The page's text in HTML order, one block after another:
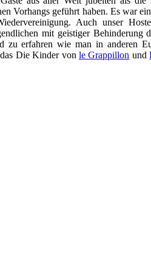
Vorhangs geführt haben. Es war
Auch unser
mit geistiger Behinderung
erfahren wie man in anderen
Die Kinder von le Grappillon und